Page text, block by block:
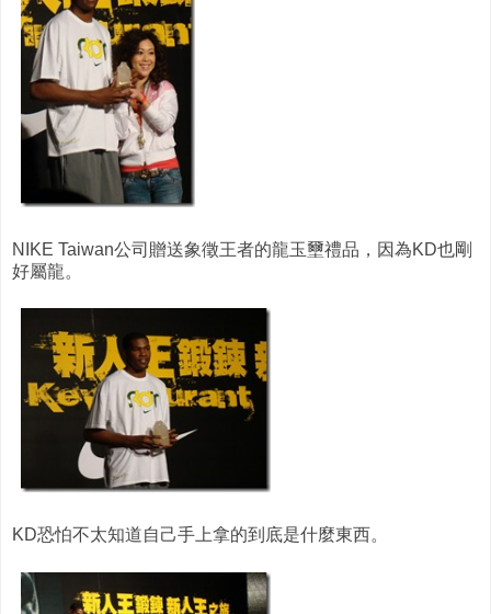
NIKE Taiwan公司贈送象徵王者的龍玉壐禮品，因為KD也剛
好屬龍。
KD恐怕不太知道自己手上拿的到底是什麼東西。